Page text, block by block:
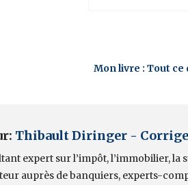
Mon livre : Tout
Thibault Diringer -
expert sur l’impôt, l’immobilier, la
auprès de banquiers, experts-